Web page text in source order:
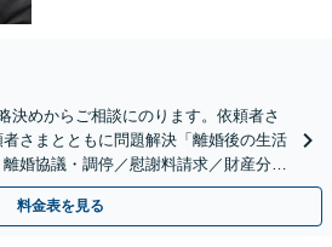
決めからご相談にのります。依頼者さ
さまとともに問題解決「離婚後の生活
婚協議・調停／慰謝料請求／財産分与
姻費用など【子連れ相談可】
料金表を見る